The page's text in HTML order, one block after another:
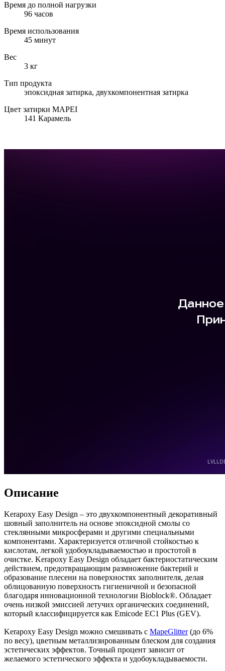
Время до полной нагрузки
96 часов
Время использования
45 минут
Вес
3 кг
Тип продукта
эпоксидная затирка, двухкомпонентная затирка
Цвет затирки MAPEI
141 Карамель
Описание
Kerapoxy Easy Design – это двухкомпонентный декоративный
шовный заполнитель на основе эпоксидной смолы со
стеклянными микросферами и другими специальными
компонентами. Характеризуется отличной стойкостью к
кислотам, легкой удобоукладываемостью и простотой в
очистке. Kerapoxy Easy Design обладает бактериостатическим
действием, предотвращающим размножение бактерий и
образование плесени на поверхностях заполнителя, делая
облицованную поверхность гигиеничной и безопасной
благодаря инновационной технологии Bioblock®. Обладает
очень низкой эмиссией летучих органических соединений,
который классифицируется как Emicode EC1 Plus (GEV).
Kerapoxy Easy Design можно смешивать с MapeGlitter(до 6%
по весу), цветным металлизированным блеском для создания
эстетических эффектов. Точный процент зависит от
желаемого эстетического эффекта и удобоукладываемости.